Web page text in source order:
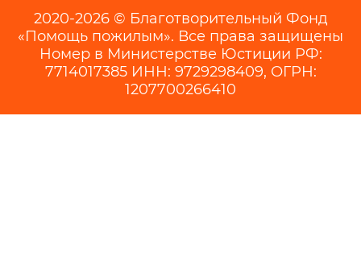
2020-2026 © Благотворительный Фонд
«Помощь пожилым». Все права защищены
Номер в Министерстве Юстиции РФ:
7714017385 ИНН: 9729298409, ОГРН:
1207700266410